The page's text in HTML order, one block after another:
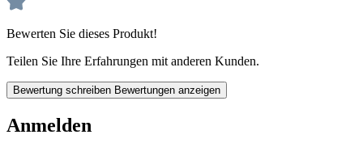
Bewerten Sie dieses Produkt!
Teilen Sie Ihre Erfahrungen mit anderen Kunden.
Bewertung schreiben Bewertungen anzeigen
Anmelden